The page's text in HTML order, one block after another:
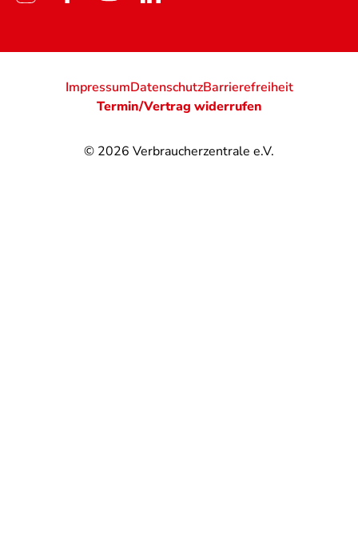
© 2026 Verbraucherzentrale e.V.
ImpressumDatenschutzBarrierefreiheit
Termin/Vertrag widerrufen